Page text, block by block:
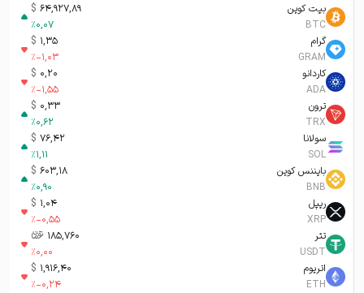
بیت کوین
BTC
64,927,89
$
%0,07
گرام
GRAM
1,35
$
%-1,03
کاردانو
ADA
0,20
$
%-1,55
ترون
TRX
0,33
$
%0,62
سولانا
SOL
76,42
$
%1,11
بایننس کوین
BNB
603,18
$
%0,90
ریپل
XRP
1,04
$
%-0,55
تتر
USDT
185,760 تومان-ء
%0,00
اتریوم
ETH
1,916,40
$
%-0,24